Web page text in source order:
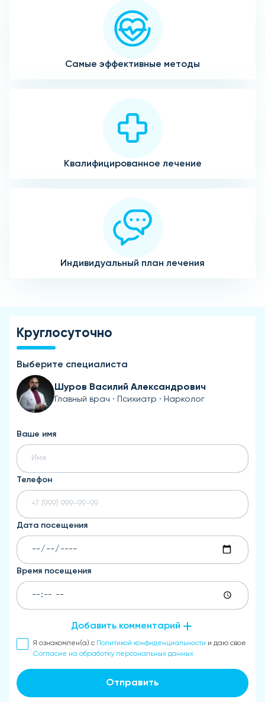
Самые эффективные методы
Квалифицированное лечение
Индивидуальный план лечения
Круглосуточно
Выберите специалиста
Шуров Василий Александрович
Главный врач · Психиатр · Нарколог
Ваше имя
Телефон
Дата посещения
Время посещения
Добавить комментарий
Я ознакомлен(а) с Политикой конфиденциальности и даю свое
Согласие на обработку персональных данных
Отправить